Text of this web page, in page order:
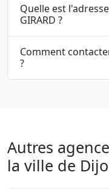
Quelle est
GIRARD ?
Comment
?
Autres
la ville de